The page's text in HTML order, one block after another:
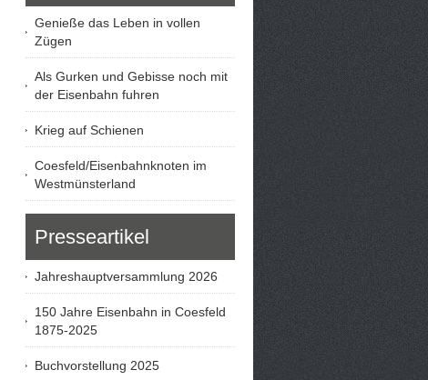
Genieße das Leben in vollen
Zügen
Als Gurken und Gebisse noch mit
der Eisenbahn fuhren
Krieg auf Schienen
Coesfeld/Eisenbahnknoten im
Westmünsterland
Presseartikel
Jahreshauptversammlung 2026
150 Jahre Eisenbahn in Coesfeld
1875-2025
Buchvorstellung 2025